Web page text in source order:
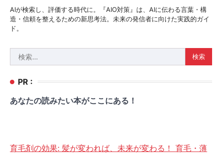
AIが検索し、評価する時代に。『AIO対策』は、AIに伝わる言葉・構
造・信頼を整えるための新思考法。未来の発信者に向けた実践的ガイ
ド。
索:
PR :
あなたの読みたい本がここにある！
育毛剤の効果: 髪が変われば、未来が変わる！ 育毛・薄